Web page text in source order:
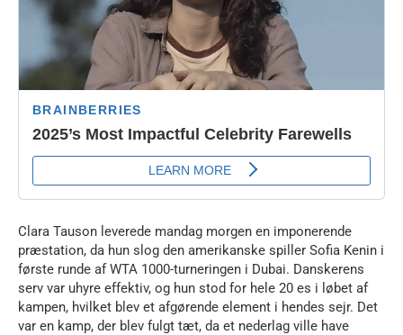
Clara Tauson leverede mandag morgen en imponerende
præstation, da hun slog den amerikanske spiller Sofia Kenin i
første runde af WTA 1000-turneringen i Dubai. Danskerens
serv var uhyre effektiv, og hun stod for hele 20 es i løbet af
kampen, hvilket blev et afgørende element i hendes sejr. Det
var en kamp, der blev fulgt tæt, da et nederlag ville have